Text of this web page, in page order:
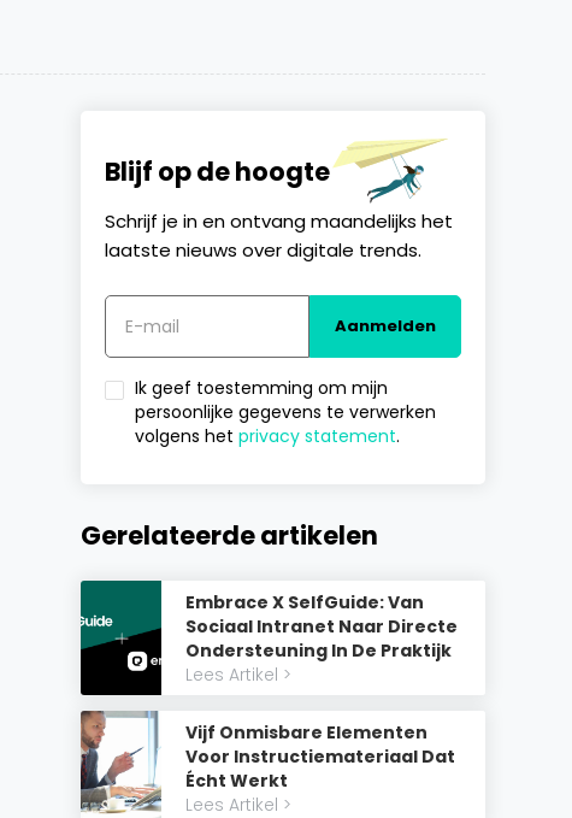
Blijf op de hoogte
Schrijf je in en ontvang maandelijks het
laatste nieuws over digitale trends.
Ik geef toestemming om mijn
persoonlijke gegevens te verwerken
volgens het privacy statement.
Gerelateerde artikelen
Embrace X SelfGuide: Van
Sociaal Intranet Naar Directe
Ondersteuning In De Praktijk
Lees Artikel >
Vijf Onmisbare Elementen
Voor Instructiemateriaal Dat
Écht Werkt
Lees Artikel >